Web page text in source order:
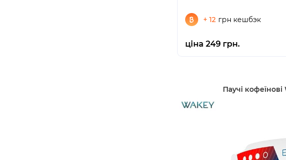
+ 12 грн кешбэк
ціна 249 грн.
Паучі